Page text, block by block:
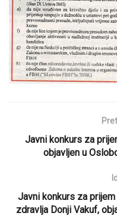
Javni konkurs za
objavljen u
Javni konkurs za
zdravlja Donji Vakuf,